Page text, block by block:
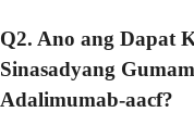
Q2. Ano ang Dapat
Sinasadyang
Adalimumab-aacf?